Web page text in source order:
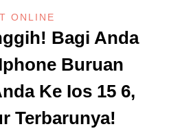
ONLINE
Bagi Anda
Buruan
Ke Ios 15 6,
Terbarunya!